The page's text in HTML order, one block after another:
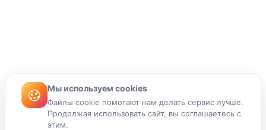
Мы используем cookies
Файлы cookie помогают нам делать сервис лучше.
Продолжая использовать сайт, вы соглашаетесь с
этим.